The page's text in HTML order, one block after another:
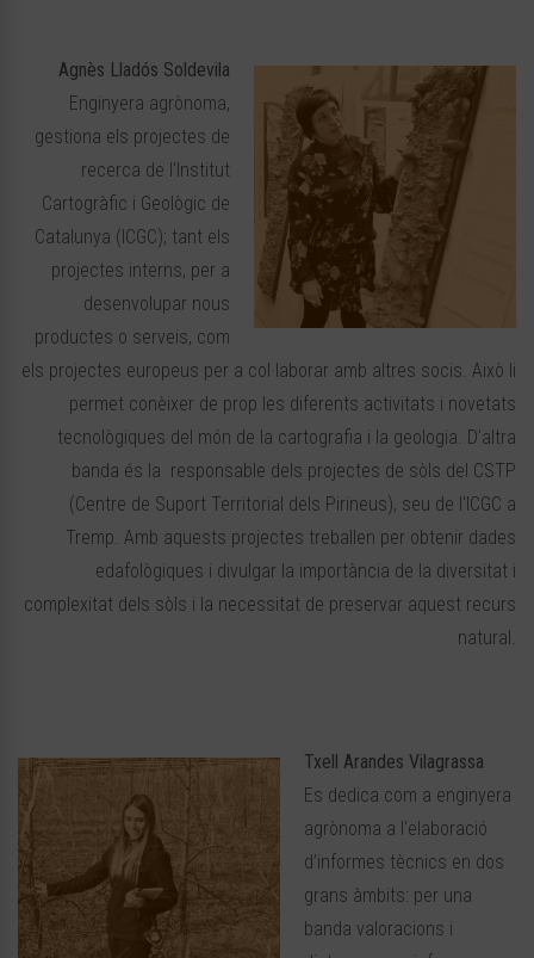
Agnès Lladós Soldevila
Enginyera agrònoma,
gestiona els projectes de
recerca de l’Institut
Cartogràfic i Geològic de
Catalunya (ICGC); tant els
projectes interns, per a
desenvolupar nous
productes o serveis, com
els projectes europeus per a col·laborar amb altres socis. Això li
permet conèixer de prop les diferents activitats i novetats
tecnològiques del món de la cartografia i la geologia. D’altra
banda és la responsable dels projectes de sòls del CSTP
(Centre de Suport Territorial dels Pirineus), seu de l’ICGC a
Tremp. Amb aquests projectes treballen per obtenir dades
edafològiques i divulgar la importància de la diversitat i
complexitat dels sòls i la necessitat de preservar aquest recurs
natural.
Txell Arandes Vilagrassa
Es dedica com a enginyera
agrònoma a l’elaboració
d’informes tècnics en dos
grans àmbits: per una
banda valoracions i